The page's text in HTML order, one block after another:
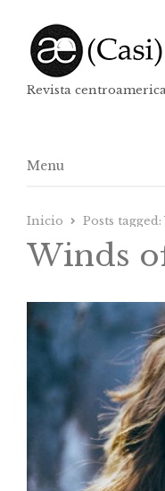
Revista
Menú
Menu
Inicio Posts tagged:
Winds